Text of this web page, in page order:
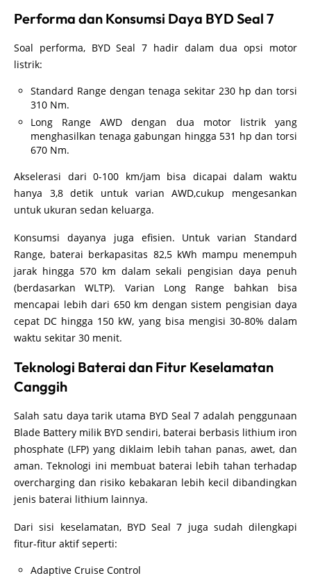
Performa dan Konsumsi Daya BYD Seal 7
Soal performa, BYD Seal 7 hadir dalam dua opsi motor
listrik:
Standard Range dengan tenaga sekitar 230 hp dan torsi
310 Nm.
Long Range AWD dengan dua motor listrik yang
menghasilkan tenaga gabungan hingga 531 hp dan torsi
670 Nm.
Akselerasi dari 0-100 km/jam bisa dicapai dalam waktu
hanya 3,8 detik untuk varian AWD,cukup mengesankan
untuk ukuran sedan keluarga.
Konsumsi dayanya juga efisien. Untuk varian Standard
Range, baterai berkapasitas 82,5 kWh mampu menempuh
jarak hingga 570 km dalam sekali pengisian daya penuh
(berdasarkan WLTP). Varian Long Range bahkan bisa
mencapai lebih dari 650 km dengan sistem pengisian daya
cepat DC hingga 150 kW, yang bisa mengisi 30-80% dalam
waktu sekitar 30 menit.
Teknologi Baterai dan Fitur Keselamatan
Canggih
Salah satu daya tarik utama BYD Seal 7 adalah penggunaan
Blade Battery milik BYD sendiri, baterai berbasis lithium iron
phosphate (LFP) yang diklaim lebih tahan panas, awet, dan
aman. Teknologi ini membuat baterai lebih tahan terhadap
overcharging dan risiko kebakaran lebih kecil dibandingkan
jenis baterai lithium lainnya.
Dari sisi keselamatan, BYD Seal 7 juga sudah dilengkapi
fitur-fitur aktif seperti:
Adaptive Cruise Control